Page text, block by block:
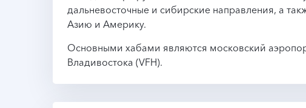
дальневосточные и сибирские направления, а
Азию и Америку.
Основными хабами являются московский
Владивостока (VFH).